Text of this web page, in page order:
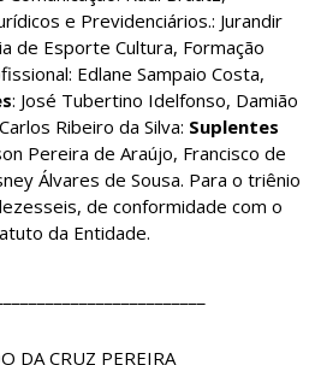
e Previdenciários.: Jurandir
de Esporte Cultura, Formação
Edlane Sampaio Costa,
: José Tubertino Idelfonso, Damião
Ribeiro da Silva: Suplentes
Pereira de Araújo, Francisco de
Álvares de Sousa. Para o triênio
de conformidade com o
da Entidade.
DA CRUZ PEREIRA